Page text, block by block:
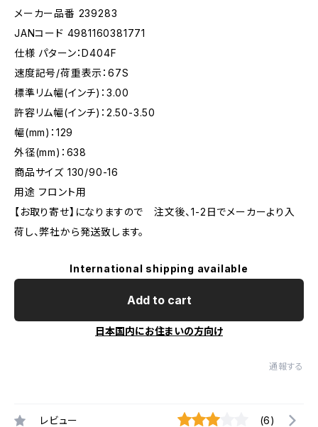
メーカー品番 239283
JANコード 4981160381771
仕様 パターン：D404F
速度記号/荷重表示：67S
標準リム幅(インチ)：3.00
許容リム幅(インチ)：2.50-3.50
幅(mm)：129
外径(mm)：638
商品サイズ 130/90-16
用途 フロント用
【お取り寄せ】になりますので 注文後、1-2日でメーカーより入
荷し、弊社から発送致します。
International shipping available
Add to cart
日本国内にお住まいの方向け
通報する
レビュー (6)